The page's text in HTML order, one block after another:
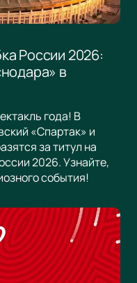
России 2026:
в
года! В
«Спартак» и
за титул на
2026. Узнайте,
события!